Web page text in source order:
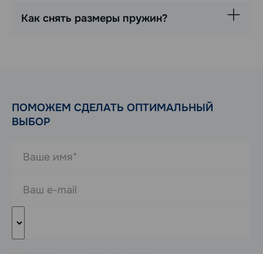
Как снять размеры пружин?
ПОМОЖЕМ СДЕЛАТЬ ОПТИМАЛЬНЫЙ
ВЫБОР